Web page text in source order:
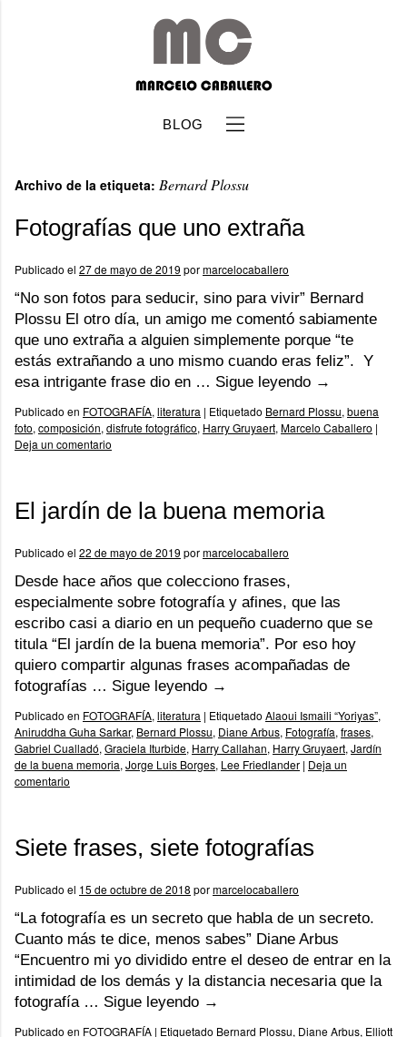
BLOG
Archivo de la etiqueta: Bernard Plossu
Fotografías que uno extraña
Publicado el 27 de mayo de 2019 pormarcelocaballero
“No son fotos para seducir, sino para vivir” Bernard
Plossu El otro día, un amigo me comentó sabiamente
que uno extraña a alguien simplemente porque “te
estás extrañando a uno mismo cuando eras feliz”. Y
esa intrigante frase dio en … Sigue leyendo →
Publicado en FOTOGRAFÍA, literatura | Etiquetado Bernard Plossu, buena
foto, composición, disfrute fotográfico, Harry Gruyaert, Marcelo Caballero |
Deja un comentario
El jardín de la buena memoria
Publicado el 22 de mayo de 2019 pormarcelocaballero
Desde hace años que colecciono frases,
especialmente sobre fotografía y afines, que las
escribo casi a diario en un pequeño cuaderno que se
titula “El jardín de la buena memoria”. Por eso hoy
quiero compartir algunas frases acompañadas de
fotografías … Sigue leyendo →
Publicado en FOTOGRAFÍA, literatura | Etiquetado Alaoui Ismaili “Yoriyas”,
Aniruddha Guha Sarkar, Bernard Plossu, Diane Arbus, Fotografía, frases,
Gabriel Cualladó, Graciela Iturbide, Harry Callahan, Harry Gruyaert, Jardín
de la buena memoria, Jorge Luis Borges, Lee Friedlander | Deja un
comentario
Siete frases, siete fotografías
Publicado el 15 de octubre de 2018 pormarcelocaballero
“La fotografía es un secreto que habla de un secreto.
Cuanto más te dice, menos sabes” Diane Arbus
“Encuentro mi yo dividido entre el deseo de entrar en la
intimidad de los demás y la distancia necesaria que la
fotografía … Sigue leyendo →
Publicado en FOTOGRAFÍA | Etiquetado Bernard Plossu, Diane Arbus, Elliott